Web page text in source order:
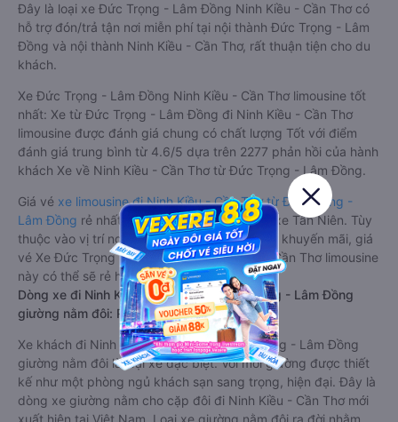
Đây là loại xe Đức Trọng - Lâm Đồng Ninh Kiều - Cần Thơ có
hỗ trợ đón/trả tận nơi miễn phí tại nội thành Đức Trọng - Lâm
Đồng và nội thành Ninh Kiều - Cần Thơ, rất thuận tiện cho du
khách.
Xe Đức Trọng - Lâm Đồng Ninh Kiều - Cần Thơ limousine tốt
nhất: Xe từ Đức Trọng - Lâm Đồng đi Ninh Kiều - Cần Thơ
limousine được đánh giá chung có chất lượng Tốt với điểm
đánh giá trung bình từ 4.6/5 dựa trên 2277 phản hồi của hành
khách Xe về Ninh Kiều - Cần Thơ từ Đức Trọng - Lâm Đồng.
Giá vé xe limousine đi Ninh Kiều - Cần Thơ từ Đức Trọng -
Lâm Đồng rẻ nhất là 650000VND của hãng xe Tân Niên. Tùy
thuộc vào vị trí ngồi của bạn và chương trình khuyến mãi, giá
vé Xe Đức Trọng - Lâm Đồng đi Ninh Kiều - Cần Thơ limousine
này có thể sẽ rẻ hơn
Dòng xe đi Ninh Kiều - Cần Thơ từ Đức Trọng - Lâm Đồng
giường nằm đôi: Riêng tư, đầy đủ tiện nghi
Xe khách đi Ninh Kiều - Cần Thơ từ Đức Trọng - Lâm Đồng
giường nằm đôi là loại xe đặc biệt. Với mỗi giường được thiết
kế như một phòng ngủ khách sạn sang trọng, hiện đại. Đây là
dòng xe giường nằm cho cặp đôi đi Ninh Kiều - Cần Thơ mới
xuất hiện tại Việt Nam. Loại xe giường nằm đôi ra đời nhằm